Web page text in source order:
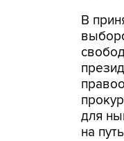
В
для
на